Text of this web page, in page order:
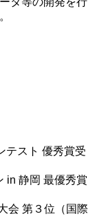
テスト 優秀賞受
in 静岡 最優秀賞
会 第３位（国際